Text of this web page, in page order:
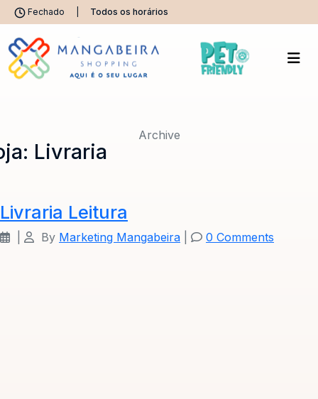
Fechado Todos os horários
Archive
Livraria
Livraria Leitura
By Marketing Mangabeira 0 Comments